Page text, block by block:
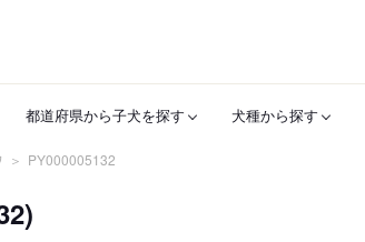
都道府県から子犬を探す 犬種から探す
PY000005132